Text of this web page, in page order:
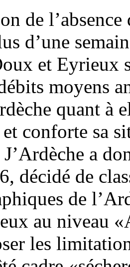
de
d’une
et Eyrieux
moyens
quant à
conforte sa
a
décidé de
de
au niveau
les